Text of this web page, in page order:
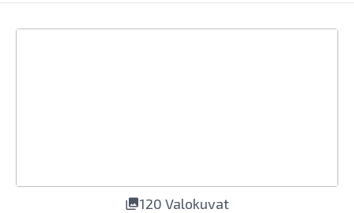
120 Valokuvat